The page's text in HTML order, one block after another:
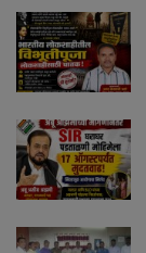
Sports
Editor Choice
Sociàl